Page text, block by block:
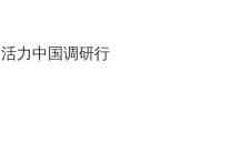
活力中国调研行